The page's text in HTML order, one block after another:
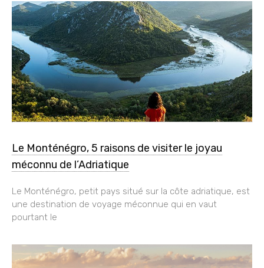
Le Monténégro, 5 raisons de visiter le joyau
méconnu de l’Adriatique
Le Monténégro, petit pays situé sur la côte adriatique, est
une destination de voyage méconnue qui en vaut
pourtant le